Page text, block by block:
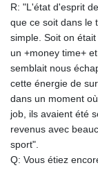
R: "L'état d'esprit
que ce soit dans le
simple. Soit on
un +money time+
semblait nous
cette énergie de
dans un moment
job, ils avaient été
revenus avec
sport".
Q: Vous étiez